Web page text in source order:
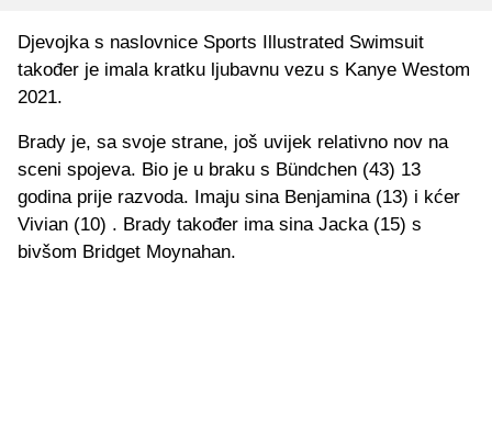
Djevojka s naslovnice Sports Illustrated Swimsuit
također je imala kratku ljubavnu vezu s Kanye Westom
2021.
Brady je, sa svoje strane, još uvijek relativno nov na
sceni spojeva. Bio je u braku s Bündchen (43) 13
godina prije razvoda. Imaju sina Benjamina (13) i kćer
Vivian (10) . Brady također ima sina Jacka (15) s
bivšom Bridget Moynahan.